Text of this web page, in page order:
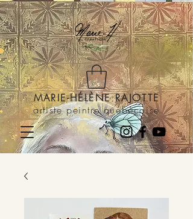
MARIE-HÉLÈNE RAJOTTE
artiste peintre québécoise